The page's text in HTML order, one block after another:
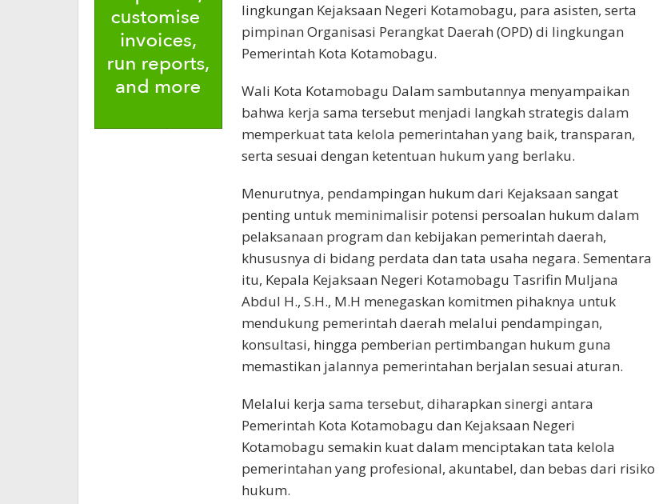
lingkungan Kejaksaan Negeri Kotamobagu, para asisten, serta
pimpinan Organisasi Perangkat Daerah (OPD) di lingkungan
Pemerintah Kota Kotamobagu.
Wali Kota Kotamobagu Dalam sambutannya menyampaikan
bahwa kerja sama tersebut menjadi langkah strategis dalam
memperkuat tata kelola pemerintahan yang baik, transparan,
serta sesuai dengan ketentuan hukum yang berlaku.
Menurutnya, pendampingan hukum dari Kejaksaan sangat
penting untuk meminimalisir potensi persoalan hukum dalam
pelaksanaan program dan kebijakan pemerintah daerah,
khususnya di bidang perdata dan tata usaha negara. Sementara
itu, Kepala Kejaksaan Negeri Kotamobagu Tasrifin Muljana
Abdul H., S.H., M.H menegaskan komitmen pihaknya untuk
mendukung pemerintah daerah melalui pendampingan,
konsultasi, hingga pemberian pertimbangan hukum guna
memastikan jalannya pemerintahan berjalan sesuai aturan.
Melalui kerja sama tersebut, diharapkan sinergi antara
Pemerintah Kota Kotamobagu dan Kejaksaan Negeri
Kotamobagu semakin kuat dalam menciptakan tata kelola
pemerintahan yang profesional, akuntabel, dan bebas dari risiko
hukum.